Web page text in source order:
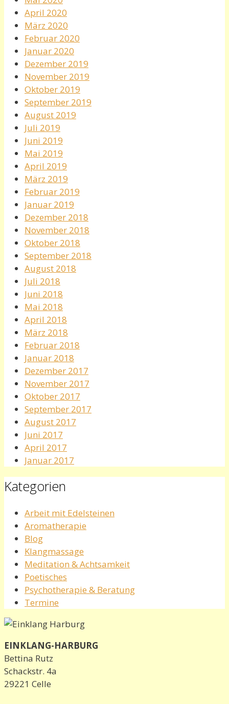
April 2020
März 2020
Februar 2020
Januar 2020
Dezember 2019
November 2019
Oktober 2019
September 2019
August 2019
Juli 2019
Juni 2019
Mai 2019
April 2019
März 2019
Februar 2019
Januar 2019
Dezember 2018
November 2018
Oktober 2018
September 2018
August 2018
Juli 2018
Juni 2018
Mai 2018
April 2018
März 2018
Februar 2018
Januar 2018
Dezember 2017
November 2017
Oktober 2017
September 2017
August 2017
Juni 2017
April 2017
Januar 2017
Kategorien
Arbeit mit Edelsteinen
Aromatherapie
Blog
Klangmassage
Meditation & Achtsamkeit
Poetisches
Psychotherapie & Beratung
Termine
EINKLANG-HARBURG
Bettina Rutz
Schackstr. 4a
29221 Celle